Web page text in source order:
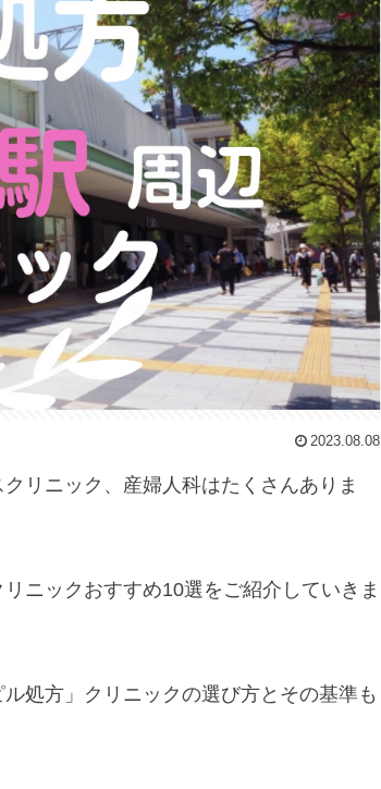
2023.08.08
リニック、産婦人科はたくさんありま
ニックおすすめ10選をご紹介していきま
処方」クリニックの選び方とその基準も